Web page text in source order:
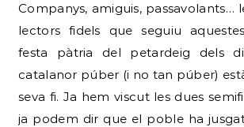
Companys, amiguis, passavolants… lectors efímers i
lectors fidels que seguiu
festa pàtria del petardeig dels
catalanor púber (i no tan púber)
seva fi. Ja hem viscut les dues
ja podem dir que el poble ha